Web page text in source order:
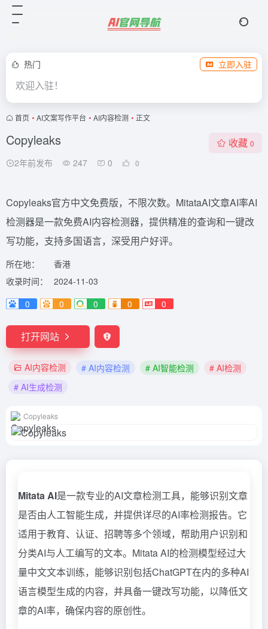
热门 立即入驻
欢迎入驻！
首页 • AI文案写作平台 • AI内容检测 • 正文
Copyleaks
2年前发布 247 0 0
收藏 0
Copyleaks官方中文免费版，不限次数。MitataAI文章AI率AI
检测器是一款免费AI内容检测器，提供精准的查询和一键改
写功能，支持多国语言，深受用户好评。
所在地：
香港
收录时间：
2024-11-03
0
0 0 0 0
打开网站
AI内容检测 # AI内容检测 # AI智能检测
# AI检测
# AI生成检测
Copyleaks
Mitata AI是一款专业的AI文章检测工具，能够识别文章
是否由人工智能生成，并提供详尽的AI率检测报告。它
适用于教育、认证、招聘等多个领域，帮助用户识别和
分类AI与人工编写的文本。Mitata AI的检测模型经过大
量中文文本训练，能够识别包括ChatGPT在内的多种AI
语言模型生成的内容，并具备一键改写功能，以降低文
章的AI率，确保内容的原创性。